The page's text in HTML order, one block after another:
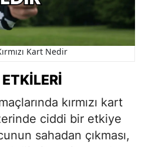
Kart Nedir
kırmızı kart
ciddi bir etkiye
sahadan çıkması,